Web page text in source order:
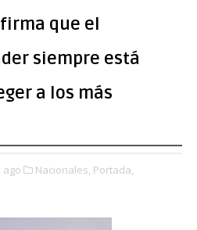
que el
siempre está
a los más
ago Nacionales, Portada,